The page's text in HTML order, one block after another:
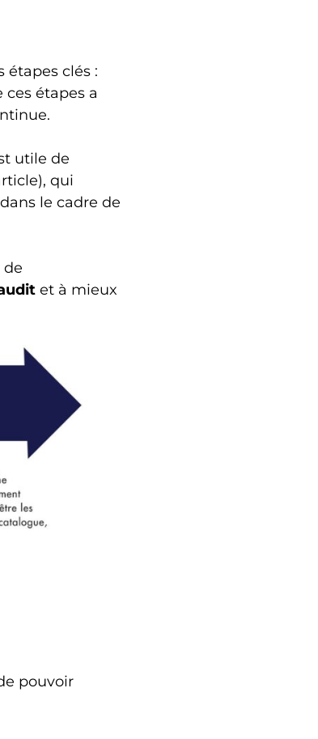
étapes clés :
ces étapes a
utile de
qui
le cadre de
de
et à mieux
pouvoir